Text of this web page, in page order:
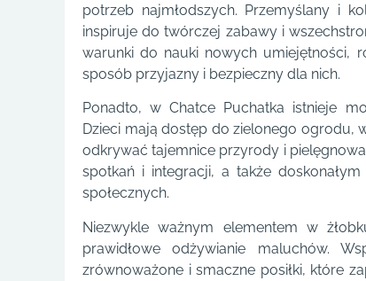
potrzeb najmłodszych. Przemyślany i
inspiruje do twórczej zabawy i
warunki do nauki nowych umiejętności,
sposób przyjazny i bezpieczny dla nich.
Ponadto, w Chatce Puchatka istnieje
Dzieci mają dostęp do zielonego ogrodu,
odkrywać tajemnice przyrody i
spotkań i integracji, a także
społecznych.
Niezwykle ważnym elementem w
prawidłowe odżywianie maluchów.
zrównoważone i smaczne posiłki, które